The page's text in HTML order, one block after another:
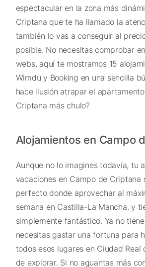
espectacular en la zona más
Criptana que te ha llamado la
también lo vas a conseguir al
posible. No necesitas comprobar
webs, aquí te mostramos 15
Wimdu y Booking en una sencilla
hace ilusión atrapar el
Criptana más chulo?
Alojamientos en Campo
Aunque no lo imagines todavía, tu
vacaciones en Campo de Criptana
perfecto donde aprovechar al
semana en Castilla-La Mancha. y
simplemente fantástico. Ya no
necesitas gastar una fortuna para
todos esos lugares en Ciudad Real
de explorar. Si no aguantas más